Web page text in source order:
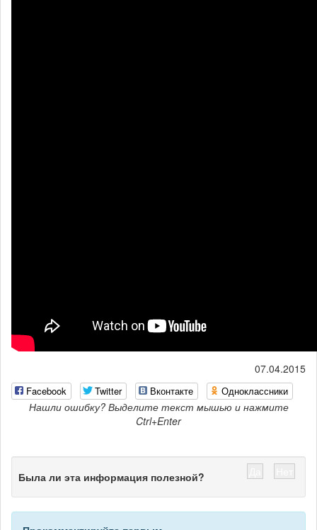
07.04.2015
Facebook Twitter Вконтакте Одноклассники
Нашли ошибку? Выделите текст мышью и нажмите
Ctrl+Enter
Была ли эта информация полезной?